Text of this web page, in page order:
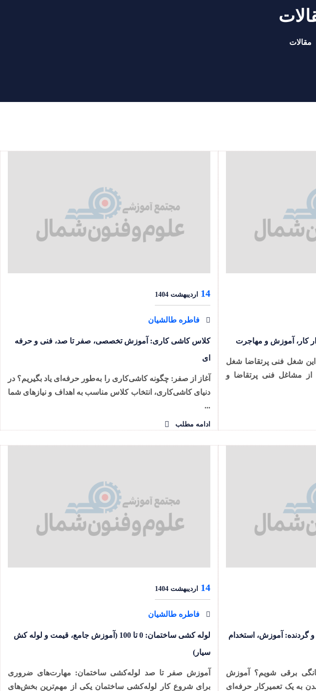
مقالات
کار، آموزش و مهاجرت
شغل فنی پرتقاضا شغل
مشاغل فنی پرتقاضا و
14 اردیبهشت 1404
فاطره طالشیان
کلاس کاشی کاری: آموزش تخصصی، صفر تا صد، فنی و حرفه
ای
آغاز از صفر: چگونه کاشی‌کاری را به‌طور حرفه‌ای یاد بگیریم؟ در
دنیای کاشی‌کاری، انتخاب کلاس مناسب به اهداف و نیازهای شما
...
ادامه مطلب
و گردنده: آموزش، استخدام
برقی شویم؟ آموزش
به یک تعمیرکار حرفه‌ای
14 اردیبهشت 1404
فاطره طالشیان
لوله کشی ساختمان: 0 تا 100 (آموزش جامع، قیمت و لوله کش
سیار)
آموزش صفر تا صد لوله‌کشی ساختمان: مهارت‌های ضروری
برای شروع کار لوله‌کشی ساختمان یکی از مهم‌ترین بخش‌های